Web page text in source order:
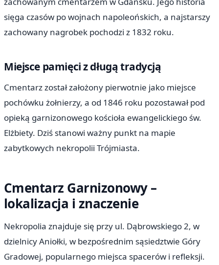
sięga czasów po wojnach napoleońskich, a najstarszy
zachowany nagrobek pochodzi z 1832 roku.
Miejsce pamięci z długą tradycją
Cmentarz został założony pierwotnie jako miejsce
pochówku żołnierzy, a od 1846 roku pozostawał pod
opieką garnizonowego kościoła ewangelickiego św.
Elżbiety. Dziś stanowi ważny punkt na mapie
zabytkowych nekropolii Trójmiasta.
Cmentarz Garnizonowy –
lokalizacja i znaczenie
Nekropolia znajduje się przy ul. Dąbrowskiego 2, w
dzielnicy Aniołki, w bezpośrednim sąsiedztwie Góry
Gradowej, popularnego miejsca spacerów i refleksji.